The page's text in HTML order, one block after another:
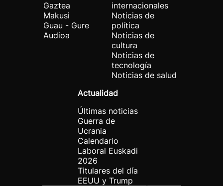
Gaztea
Makusi
Guau - Gure
Audioa
internacionales
Noticias de
política
Noticias de
cultura
Noticias de
tecnología
Noticias de salud
Actualidad
Últimas noticias
Guerra de
Ucrania
Calendario
Laboral Euskadi
2026
Titulares del día
EEUU y Trump